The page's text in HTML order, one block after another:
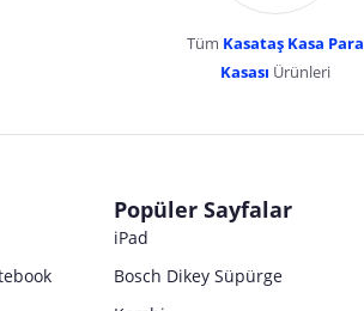
Tüm Kasataş Kasa Para
Kasası Ürünleri
Popüler Sayfalar
iPad
Bosch Dikey Süpürge